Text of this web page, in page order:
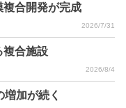
複合開発が完成
2026/7/31
複合施設
2026/8/4
加が続く